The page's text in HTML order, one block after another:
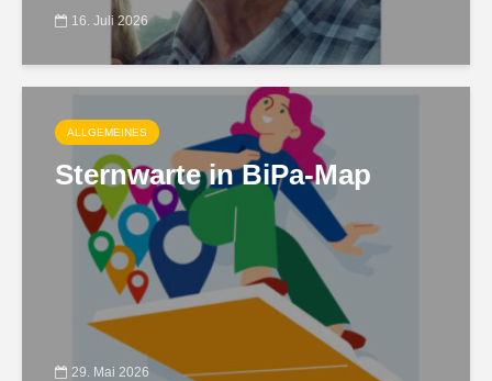
16. Juli 2026
ALLGEMEINES
Sternwarte in BiPa-Map
29. Mai 2026